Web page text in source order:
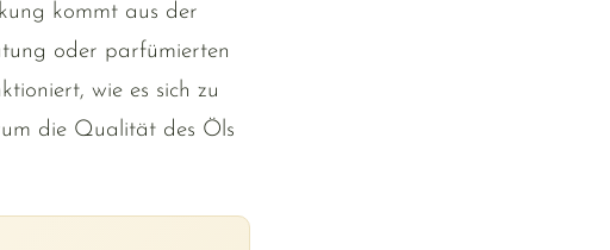
kommt aus der
oder parfümierten
wie es sich zu
die Qualität des Öls